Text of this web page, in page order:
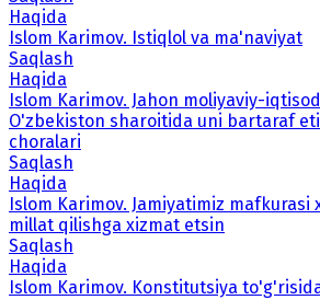
Haqida
Islom Karimov. Istiqlol va ma'naviyat
Saqlash
Haqida
Islom Karimov. Jahon moliyaviy-
O'zbekiston sharoitida uni bartaraf
choralari
Saqlash
Haqida
Islom Karimov. Jamiyatimiz
millat qilishga xizmat etsin
Saqlash
Haqida
Islom Karimov. Konstitutsiya